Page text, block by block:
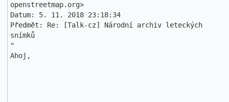
openstreetmap.org>
Datum: 5. 11. 2018 23:18:34
Předmět: Re: [Talk-cz] Národní archiv leteckých
snímků
"
Ahoj,